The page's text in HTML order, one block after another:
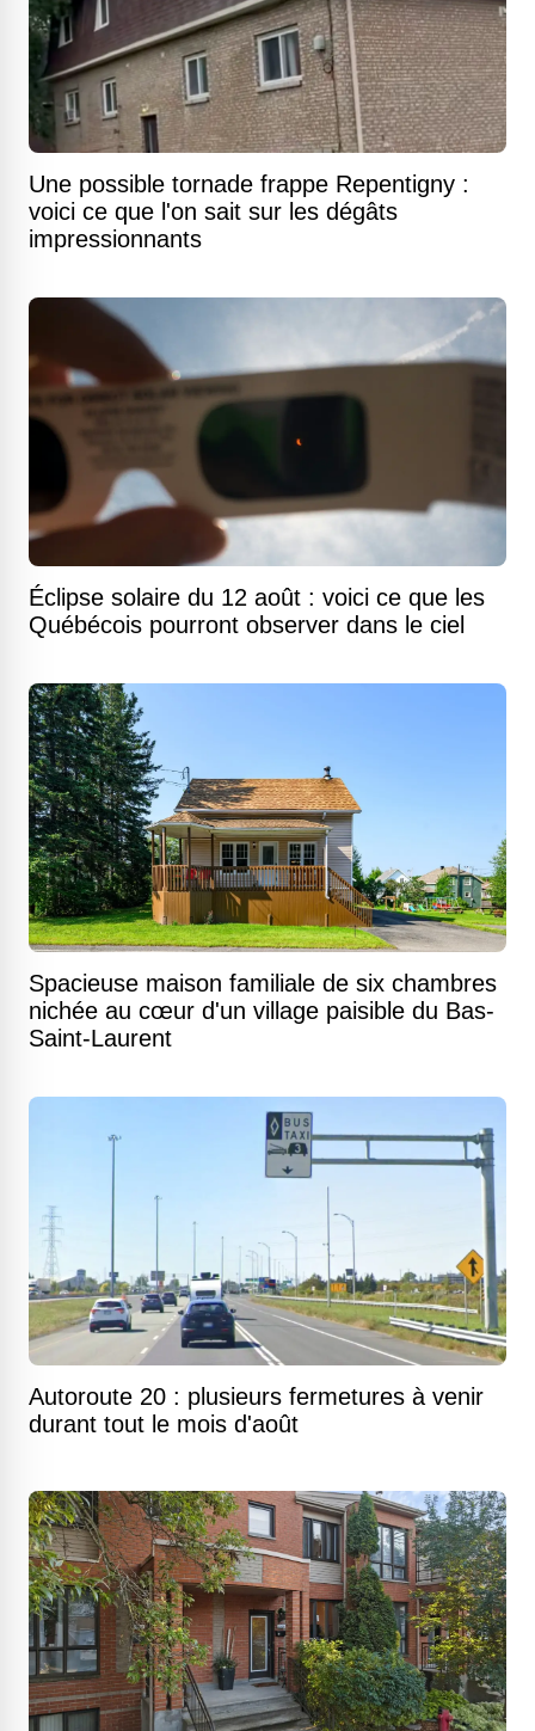
Une possible tornade frappe Repentigny :
voici ce que l'on sait sur les dégâts
impressionnants
Éclipse solaire du 12 août : voici ce que les
Québécois pourront observer dans le ciel
Spacieuse maison familiale de six chambres
nichée au cœur d'un village paisible du Bas-
Saint-Laurent
Autoroute 20 : plusieurs fermetures à venir
durant tout le mois d'août